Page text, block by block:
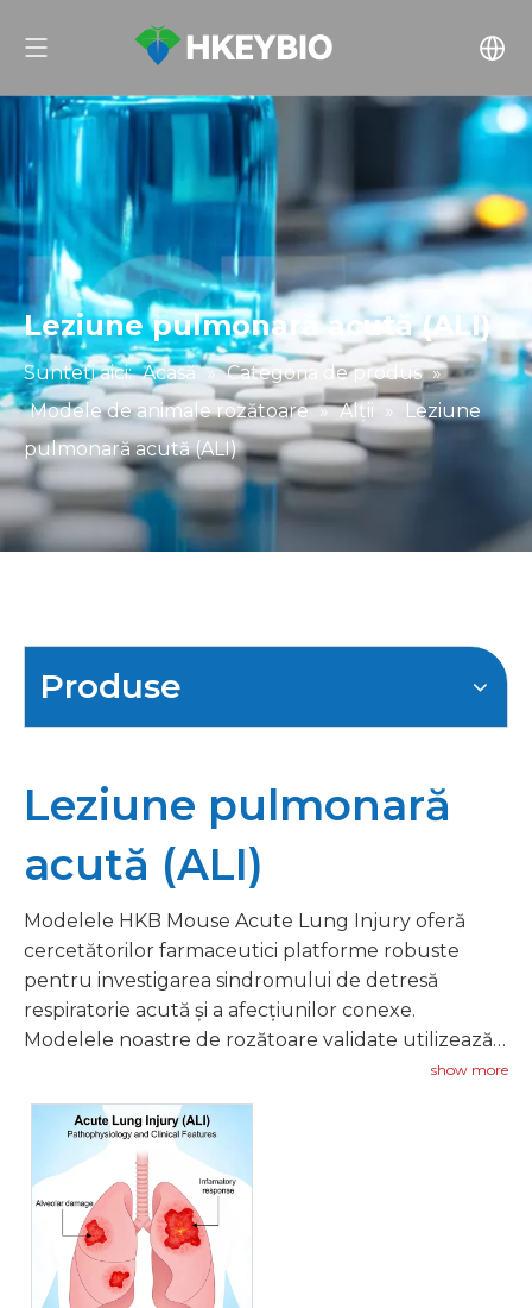
Leziune pulmonară acută (ALI)
Sunteți aici: Acasă » Categoria de produs »
Modele de animale rozătoare » Alţii »
Leziune
pulmonară acută (ALI)
Produse
Leziune pulmonară
acută (ALI)
Modelele HKB Mouse Acute Lung Injury oferă
cercetătorilor farmaceutici platforme robuste
pentru investigarea sindromului de detresă
respiratorie acută și a afecțiunilor conexe.
Modelele noastre de rozătoare validate utilizează
instilarea LPS, leziunile pulmonare induse de
ventilator sau puncția ligaturii cecale pentru a
reproduce caracteristicile cheie ale ALI.
show more